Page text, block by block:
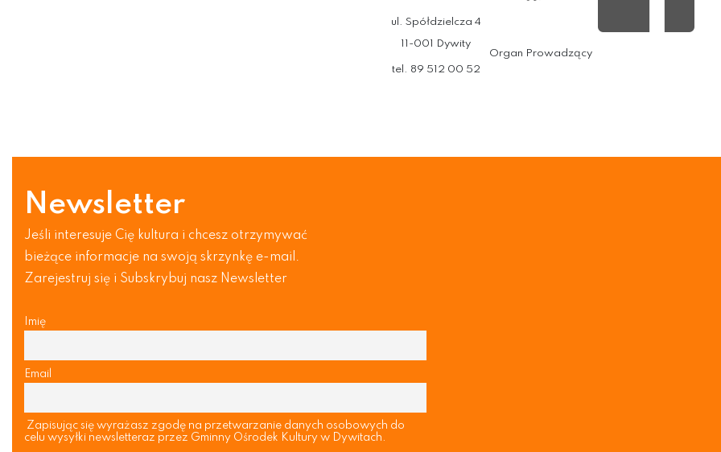
ul. Spółdzielcza 4
11-001 Dywity
tel. 89 512 00 52
Organ Prowadzący
Newsletter
Jeśli interesuje Cię kultura i chcesz otrzymywać
bieżące informacje na swoją skrzynkę e-mail.
Zarejestruj się i Subskrybuj nasz Newsletter
Imię
Email
Zapisując się wyrażasz zgodę na przetwarzanie danych osobowych do
celu wysyłki newsletteraz przez Gminny Ośrodek Kultury w Dywitach.